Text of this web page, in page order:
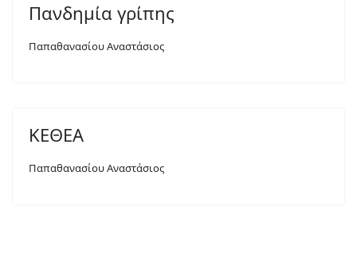
Πανδημία γρίπης
Παπαθανασίου Αναστάσιος
ΚΕΘΕΑ
Παπαθανασίου Αναστάσιος